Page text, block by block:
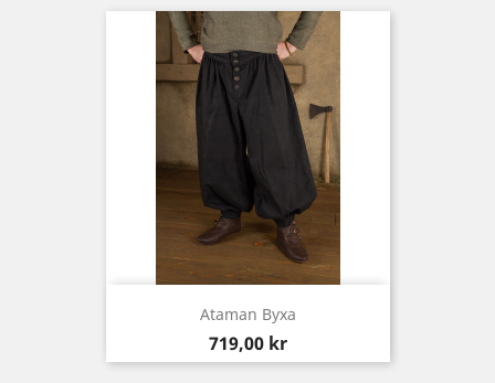
Ataman Byxa
Pris
719,00 kr